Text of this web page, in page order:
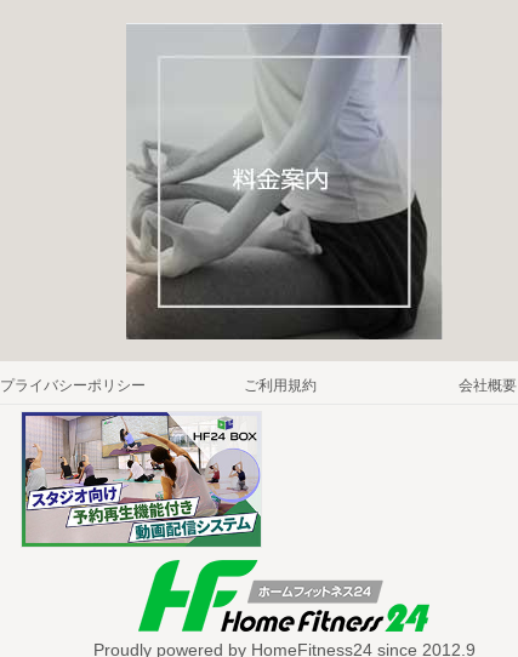
プライバシーポリシー ご利用規約 会社概要
Proudly powered by HomeFitness24 since 2012.9